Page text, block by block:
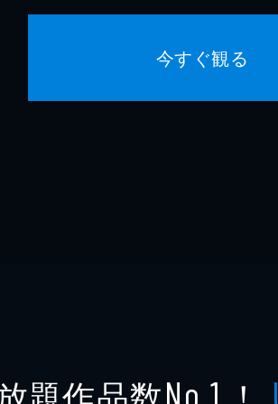
今すぐ観る
題作品数No.1 ！